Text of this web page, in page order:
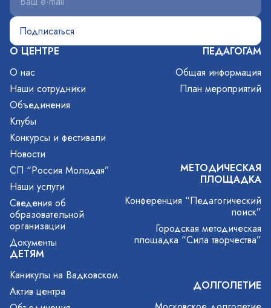
О ЦЕНТРЕ
О нас
Наши сотрудники
Объединения
Клубы
Конкурсы и фестивали
Новости
СП “Россия Молодая”
Наши услуги
Сведения об
образовательной
организации
Документы
ДЕТЯМ
Каникулы на Вадковском
Актив центра
ПЕДАГОГАМ
Общая информация
План мероприятий
МЕТОДИЧЕСКАЯ
ПЛОЩАДКА
Конференция “Педагогический
поиск”
Городская методическая
площадка “Сила творчества”
ДОЛГОЛЕТИЕ